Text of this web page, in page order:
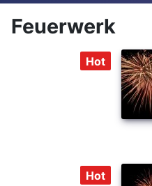
Feuerwerk
Hot
Hot